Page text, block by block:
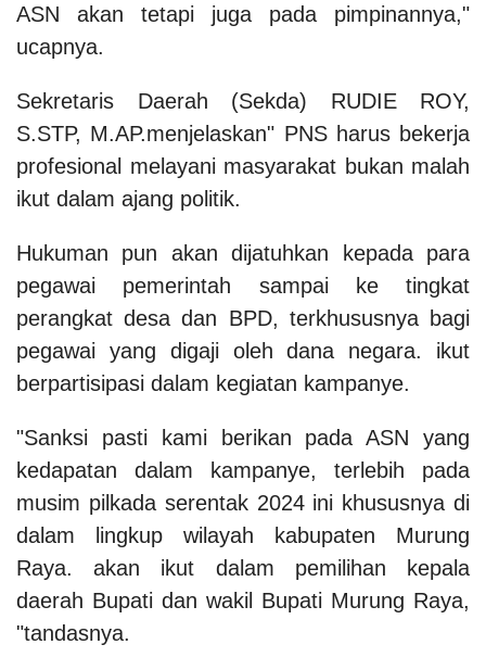
ASN akan tetapi juga pada pimpinannya,"
ucapnya.
Sekretaris Daerah (Sekda) RUDIE ROY,
S.STP, M.AP.menjelaskan" PNS harus bekerja
profesional melayani masyarakat bukan malah
ikut dalam ajang politik.
Hukuman pun akan dijatuhkan kepada para
pegawai pemerintah sampai ke tingkat
perangkat desa dan BPD, terkhususnya bagi
pegawai yang digaji oleh dana negara. ikut
berpartisipasi dalam kegiatan kampanye.
"Sanksi pasti kami berikan pada ASN yang
kedapatan dalam kampanye, terlebih pada
musim pilkada serentak 2024 ini khususnya di
dalam lingkup wilayah kabupaten Murung
Raya. akan ikut dalam pemilihan kepala
daerah Bupati dan wakil Bupati Murung Raya,
"tandasnya.